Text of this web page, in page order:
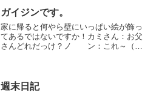
ガイジンです。
家に帰ると何やら壁にいっぱい絵が飾っ
てあるではないですか！カミさん：お父
さんどれだっけ？ノ ン：これ～（指
いの。ワ シ：ｗカミ...
週末日記